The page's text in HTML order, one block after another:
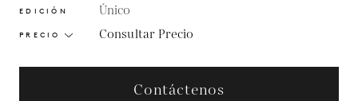
EDICIÓN Único
PRECIO Consultar Precio
Contáctenos